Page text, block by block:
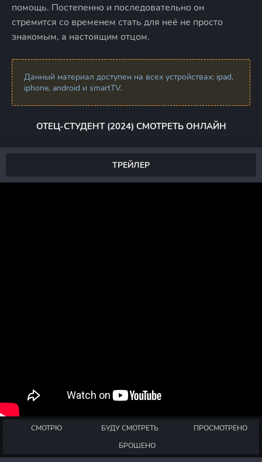
помощь. Постепенно и последовательно он
стремится со временем стать для неё не просто
знакомым, а настоящим отцом.
Данный материал доступен на всех устройствах: ipad,
iphone, android и smartTV.
ОТЕЦ-СТУДЕНТ (2024) СМОТРЕТЬ ОНЛАЙН
ТРЕЙЛЕР
СМОТРЮ БУДУ СМОТРЕТЬ
ПРОСМОТРЕНО
БРОШЕНО